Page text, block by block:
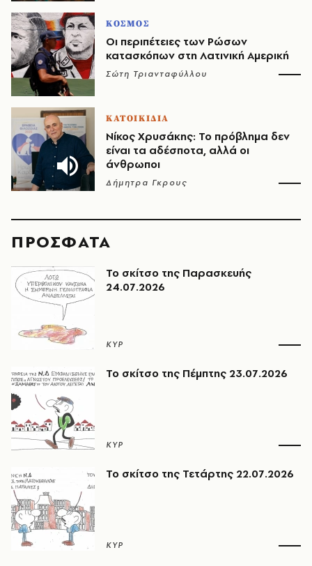
ΚΟΣΜΟΣ
Οι περιπέτειες των Ρώσων
κατασκόπων στη Λατινική Αμερική
Σώτη Τριανταφύλλου
ΚΑΤΟΙΚΙΔΙΑ
Νίκος Χρυσάκης: Το πρόβλημα δεν
είναι τα αδέσποτα, αλλά οι
άνθρωποι
Δήμητρα Γκρους
ΠΡΟΣΦΑΤΑ
Το σκίτσο της Παρασκευής
24.07.2026
ΚΥΡ
Το σκίτσο της Πέμπτης 23.07.2026
ΚΥΡ
Το σκίτσο της Τετάρτης 22.07.2026
ΚΥΡ